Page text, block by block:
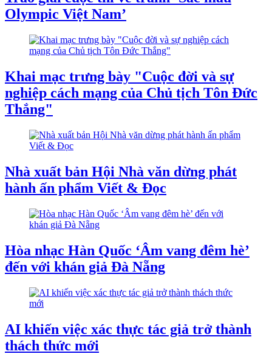
Olympic Việt Nam’
Khai mạc trưng bày "Cuộc đời và sự
nghiệp cách mạng của Chủ tịch Tôn Đức
Thắng"
Nhà xuất bản Hội Nhà văn dừng phát
hành ấn phẩm Viết & Đọc
Hòa nhạc Hàn Quốc ‘Âm vang đêm hè’
đến với khán giả Đà Nẵng
AI khiến việc xác thực tác giả trở thành
thách thức mới